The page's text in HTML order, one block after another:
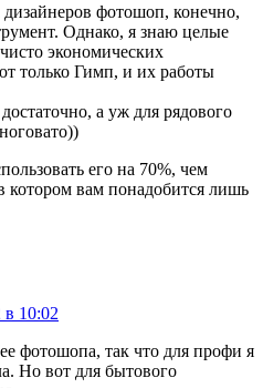
фотошоп, конечно,
Однако, я знаю целые
экономических
только Гимп, и их работы
а уж для рядового
его на 70%, чем
вам понадобится лишь
в 10:02
фотошопа, так что для профи я
Но вот для бытового